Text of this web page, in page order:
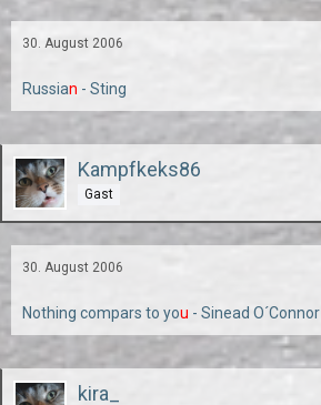
30. August 2006
Russian - Sting
Kampfkeks86
Gast
30. August 2006
Nothing compars to you - Sinead O´Connor
kira_